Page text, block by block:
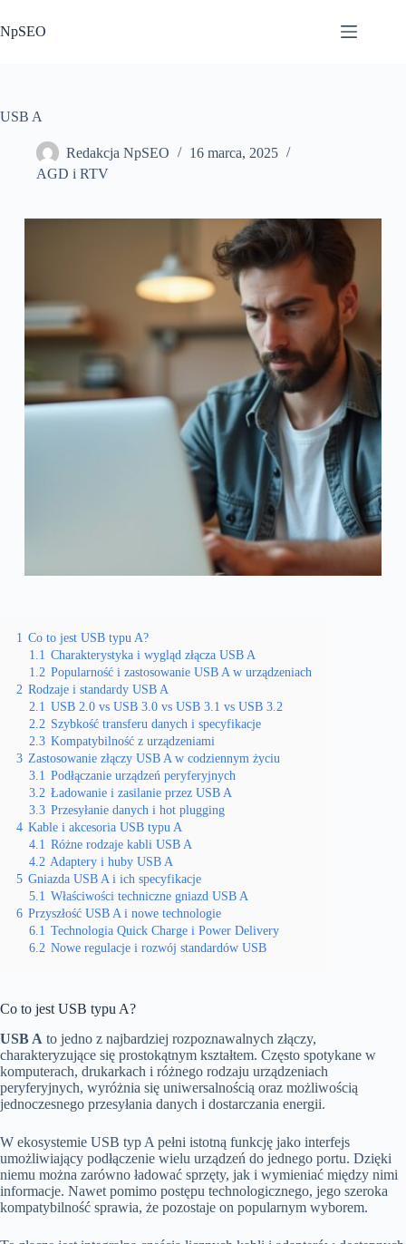
do
treści
NpSEO
USB A
Redakcja NpSEO
16 marca, 2025
AGD i RTV
1 Co to jest USB typu A?
1.1 Charakterystyka i wygląd złącza USB A
1.2 Popularność i zastosowanie USB A w urządzeniach
2 Rodzaje i standardy USB A
2.1 USB 2.0 vs USB 3.0 vs USB 3.1 vs USB 3.2
2.2 Szybkość transferu danych i specyfikacje
2.3 Kompatybilność z urządzeniami
3 Zastosowanie złączy USB A w codziennym życiu
3.1 Podłączanie urządzeń peryferyjnych
3.2 Ładowanie i zasilanie przez USB A
3.3 Przesyłanie danych i hot plugging
4 Kable i akcesoria USB typu A
4.1 Różne rodzaje kabli USB A
4.2 Adaptery i huby USB A
5 Gniazda USB A i ich specyfikacje
5.1 Właściwości techniczne gniazd USB A
6 Przyszłość USB A i nowe technologie
6.1 Technologia Quick Charge i Power Delivery
6.2 Nowe regulacje i rozwój standardów USB
Co to jest USB typu A?
USB A to jedno z najbardziej rozpoznawalnych złączy,
charakteryzujące się prostokątnym kształtem. Często spotykane w
komputerach, drukarkach i różnego rodzaju urządzeniach
peryferyjnych, wyróżnia się uniwersalnością oraz możliwością
jednoczesnego przesyłania danych i dostarczania energii.
W ekosystemie USB typ A pełni istotną funkcję jako interfejs
umożliwiający podłączenie wielu urządzeń do jednego portu. Dzięki
niemu można zarówno ładować sprzęty, jak i wymieniać między nimi
informacje. Nawet pomimo postępu technologicznego, jego szeroka
kompatybilność sprawia, że pozostaje on popularnym wyborem.